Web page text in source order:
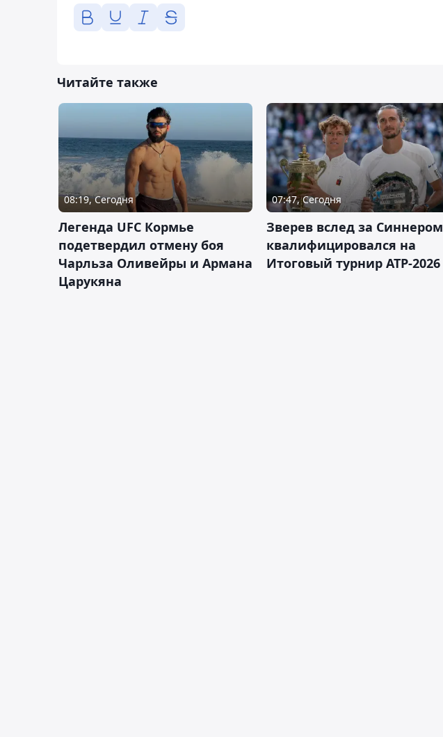
Читайте также
08:19, Сегодня
Легенда UFC Кормье
подетвердил отмену боя
Чарльза Оливейры и Армана
Царукяна
07:47, Сегодня
Зверев вслед за Синнером
квалифицировался на
Итоговый турнир ATP-2026